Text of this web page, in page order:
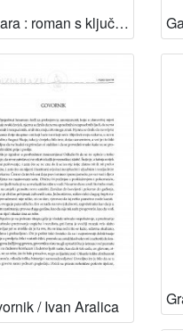
Fukara : roman s ključem u 9 knjiga / Ivan Aralica
/ Ivan Aralica